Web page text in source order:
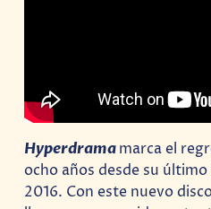
Hyperdramamarca el
ocho años desde su
2016. Con este nuevo